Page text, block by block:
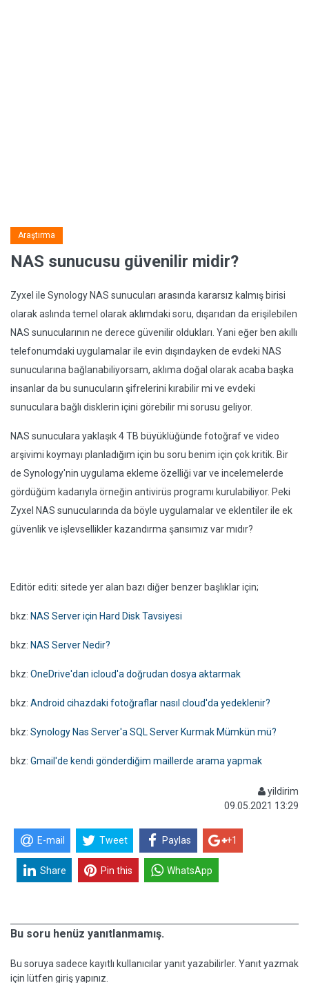
Araştırma
NAS sunucusu güvenilir midir?
Zyxel ile Synology NAS sunucuları arasında kararsız kalmış birisi
olarak aslında temel olarak aklımdaki soru, dışarıdan da erişilebilen
NAS sunucularının ne derece güvenilir oldukları. Yani eğer ben akıllı
telefonumdaki uygulamalar ile evin dışındayken de evdeki NAS
sunucularına bağlanabiliyorsam, aklıma doğal olarak acaba başka
insanlar da bu sunucuların şifrelerini kırabilir mi ve evdeki
sunuculara bağlı disklerin içini görebilir mi sorusu geliyor.
NAS sunuculara yaklaşık 4 TB büyüklüğünde fotoğraf ve video
arşivimi koymayı planladığım için bu soru benim için çok kritik. Bir
de Synology'nin uygulama ekleme özelliği var ve incelemelerde
gördüğüm kadarıyla örneğin antivirüs programı kurulabiliyor. Peki
Zyxel NAS sunucularında da böyle uygulamalar ve eklentiler ile ek
güvenlik ve işlevsellikler kazandırma şansımız var mıdır?
Editör editi: sitede yer alan bazı diğer benzer başlıklar için;
bkz: NAS Server için Hard Disk Tavsiyesi
bkz: NAS Server Nedir?
bkz: OneDrive'dan icloud'a doğrudan dosya aktarmak
bkz: Android cihazdaki fotoğraflar nasıl cloud'da yedeklenir?
bkz: Synology Nas Server'a SQL Server Kurmak Mümkün mü?
bkz: Gmail'de kendi gönderdiğim maillerde arama yapmak
yildirim
09.05.2021 13:29
E-mail Tweet Paylas +1
Share Pin this WhatsApp
Bu soru henüz yanıtlanmamış.
Bu soruya sadece kayıtlı kullanıcılar yanıt yazabilirler. Yanıt yazmak
için lütfen giriş yapınız.